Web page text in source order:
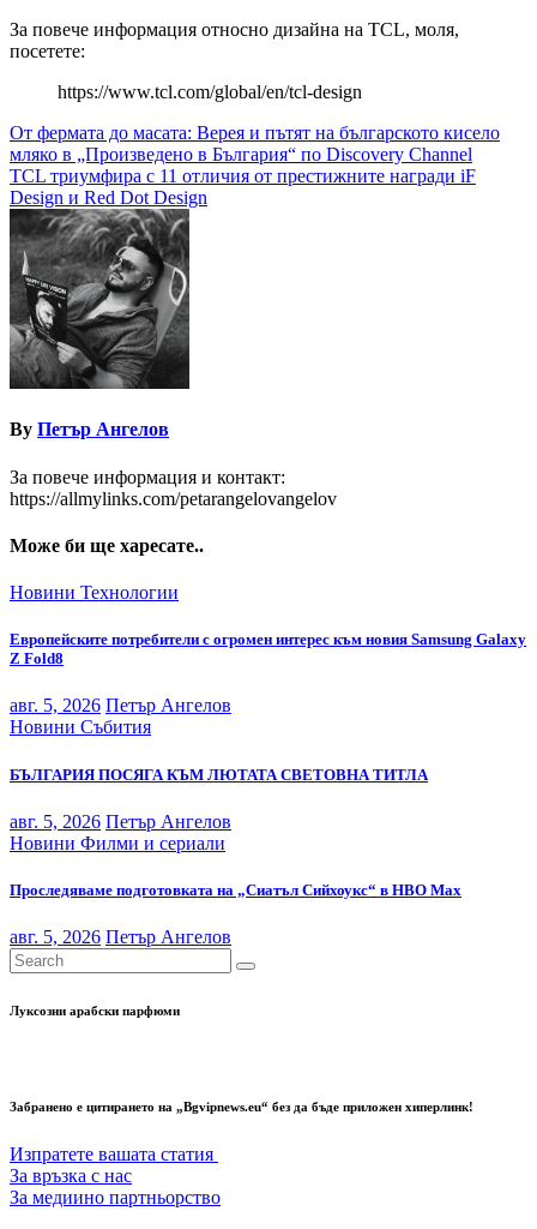
За повече информация относно дизайна на TCL, моля,
посетете:
https://www.tcl.com/global/en/tcl-design
Навигация
От фермата до масата: Верея и пътят на българското кисело
мляко в „Произведено в България“ по Discovery Channel
TCL триумфира с 11 отличия от престижните награди iF
Design и Red Dot Design
By Петър Ангелов
За повече информация и контакт:
https://allmylinks.com/petarangelovangelov
Може би ще харесате..
Новини Технологии
Европейските потребители с огромен интерес към новия Samsung Galaxy
Z Fold8
авг. 5, 2026 Петър Ангелов
Новини Събития
БЪЛГАРИЯ ПОСЯГА КЪМ ЛЮТАТА СВЕТОВНА ТИТЛА
авг. 5, 2026 Петър Ангелов
Новини Филми и сериали
Проследяваме подготовката на „Сиатъл Сийхоукс“ в HBO Max
авг. 5, 2026 Петър Ангелов
Луксозни арабски парфюми
Забранено е цитирането на „Bgvipnews.eu“ без да бъде приложен хиперлинк!
Изпратете вашата статия
За връзка с нас
За медиино партньорство